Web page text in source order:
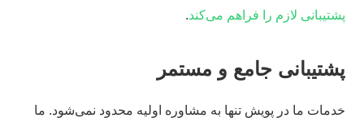
پشتیبانی لازم را فراهم می‌کند.
پشتیبانی جامع و مستمر
خدمات ما در پویش تنها به مشاوره اولیه محدود نمی‌شود. ما